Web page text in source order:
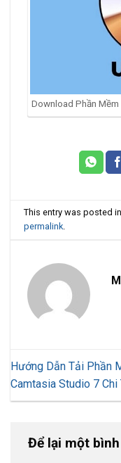
Download Phần Mềm
This entry was posted
permalink
Hướng Dẫn Tải Phần
Camtasia Studio 7 Chi
Để lại một